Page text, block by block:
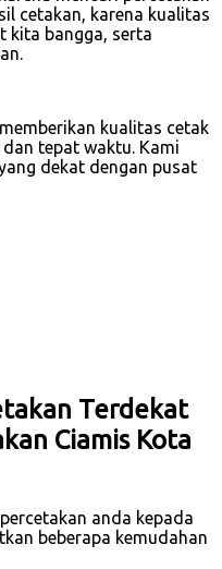
cetakan, karena kualitas
kita bangga, serta
kualitas cetak
tepat waktu. Kami
dekat dengan pusat
Terdekat
Ciamis Kota
anda kepada
beberapa kemudahan